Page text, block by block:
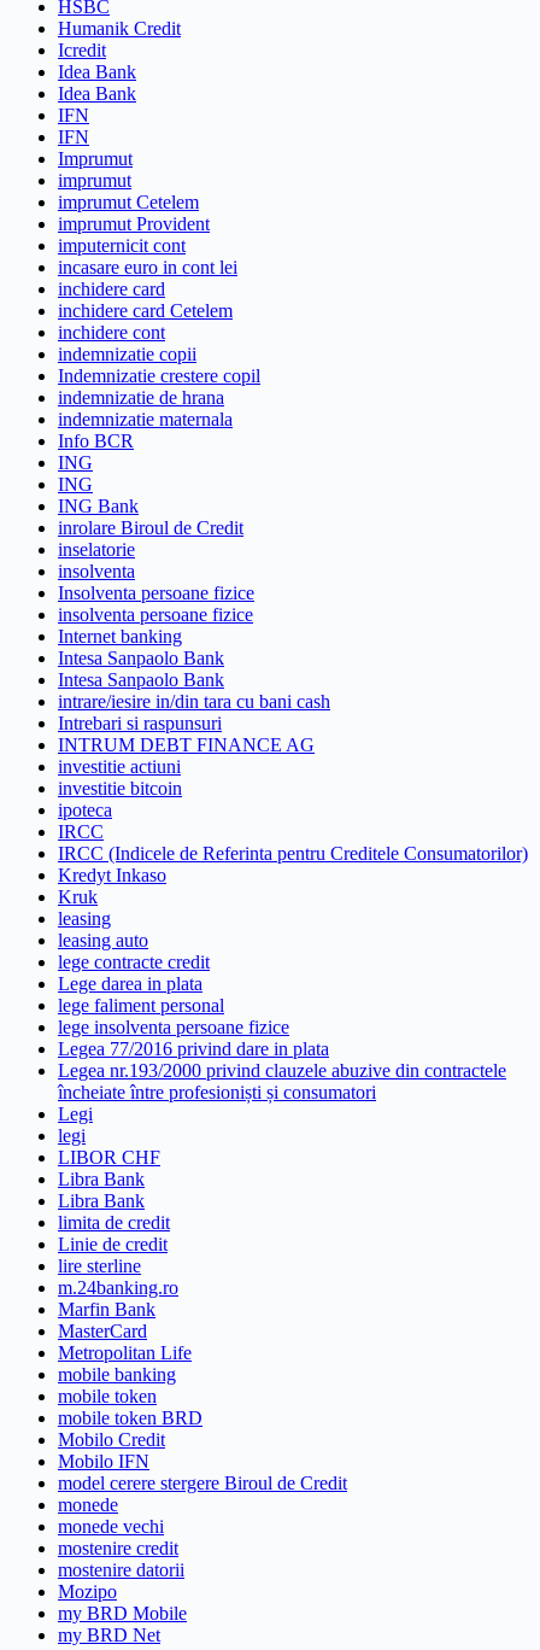
HSBC
Humanik Credit
Icredit
Idea Bank
Idea Bank
IFN
IFN
Imprumut
imprumut
imprumut Cetelem
imprumut Provident
imputernicit cont
incasare euro in cont lei
inchidere card
inchidere card Cetelem
inchidere cont
indemnizatie copii
Indemnizatie crestere copil
indemnizatie de hrana
indemnizatie maternala
Info BCR
ING
ING
ING Bank
inrolare Biroul de Credit
inselatorie
insolventa
Insolventa persoane fizice
insolventa persoane fizice
Internet banking
Intesa Sanpaolo Bank
Intesa Sanpaolo Bank
intrare/iesire in/din tara cu bani cash
Intrebari si raspunsuri
INTRUM DEBT FINANCE AG
investitie actiuni
investitie bitcoin
ipoteca
IRCC
IRCC (Indicele de Referinta pentru Creditele Consumatorilor)
Kredyt Inkaso
Kruk
leasing
leasing auto
lege contracte credit
Lege darea in plata
lege faliment personal
lege insolventa persoane fizice
Legea 77/2016 privind dare in plata
Legea nr.193/2000 privind clauzele abuzive din contractele
încheiate între profesioniști și consumatori
Legi
legi
LIBOR CHF
Libra Bank
Libra Bank
limita de credit
Linie de credit
lire sterline
m.24banking.ro
Marfin Bank
MasterCard
Metropolitan Life
mobile banking
mobile token
mobile token BRD
Mobilo Credit
Mobilo IFN
model cerere stergere Biroul de Credit
monede
monede vechi
mostenire credit
mostenire datorii
Mozipo
my BRD Mobile
my BRD Net